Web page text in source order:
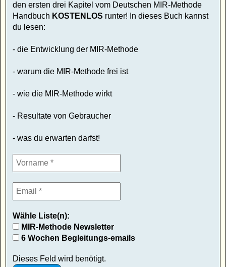
den ersten drei Kapitel vom Deutschen MIR-Methode
Handbuch KOSTENLOS runter! In dieses Buch kannst
du lesen:
- die Entwicklung der MIR-Methode
- warum die MIR-Methode frei ist
- wie die MIR-Methode wirkt
- Resultate von Gebraucher
- was du erwarten darfst!
Wähle Liste(n):
MIR-Methode Newsletter
6 Wochen Begleitungs-emails
Dieses Feld wird benötigt.